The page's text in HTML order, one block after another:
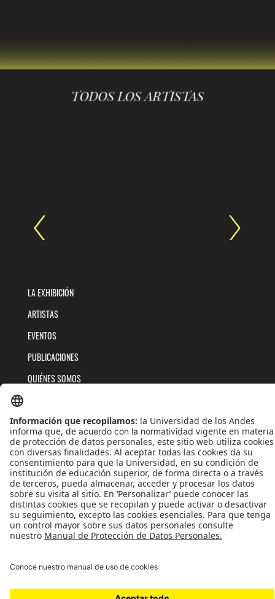
TODOS LOS ARTISTAS
LA EXHIBICIÓN
ARTISTAS
EVENTOS
PUBLICACIONES
QUIÉNES SOMOS
TÉRMINOS Y CONDICIONES
Universidad de los Andes | Vigilada MinEducación
Reconocimiento como Universidad: Decreto 1297 del 30 de mayo de 1964.